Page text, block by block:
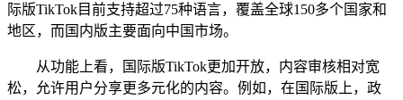
际版TikTok目前支持超过75种语言，覆盖全球150多个国家和
地区，而国内版主要面向中国市场。
从功能上看，国际版TikTok更加开放，内容审核相对宽
松，允许用户分享更多元化的内容。例如，在国际版上，政